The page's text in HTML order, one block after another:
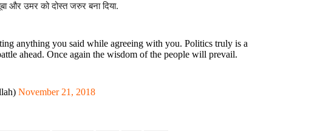
और उमर को दोस्त जरुर बना दिया.
anything you said while agreeing with you. Politics truly is a
ahead. Once again the wisdom of the people will prevail.
November 21, 2018